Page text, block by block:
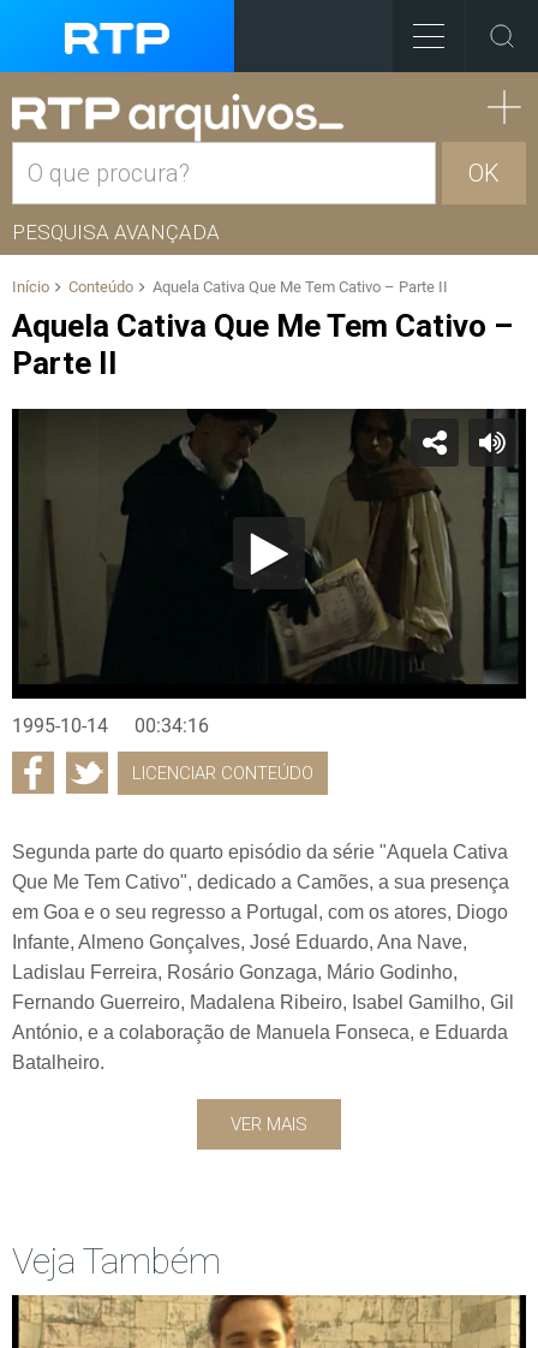
OK
PESQUISA AVANÇADA
Início Conteúdo Aquela Cativa Que Me Tem Cativo – Parte II
Aquela Cativa Que Me Tem Cativo –
Parte II
1995-10-14 00:34:16
LICENCIAR CONTEÚDO
Segunda parte do quarto episódio da série "Aquela Cativa
Que Me Tem Cativo", dedicado a Camões, a sua presença
em Goa e o seu regresso a Portugal, com os atores, Diogo
Infante, Almeno Gonçalves, José Eduardo, Ana Nave,
Ladislau Ferreira, Rosário Gonzaga, Mário Godinho,
Fernando Guerreiro, Madalena Ribeiro, Isabel Gamilho, Gil
António, e a colaboração de Manuela Fonseca, e Eduarda
Batalheiro.
VER MAIS
Veja Também